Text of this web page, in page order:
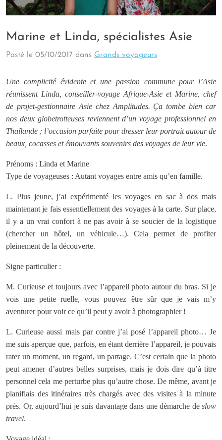
Marine et Linda, spécialistes Asie
Posté le 05/10/2017 dans Grands voyageurs
Une complicité évidente et une passion commune pour l’Asie
réunissent Linda, conseiller-voyage Afrique-Asie et Marine, chef
de projet-gestionnaire Asie chez Amplitudes. Ça tombe bien car
nos deux globetrotteuses reviennent d’un voyage professionnel en
Thaïlande ; l’occasion parfaite pour dresser leur portrait autour de
beaux, cocasses et émouvants souvenirs des voyages de leur vie.
Prénoms : Linda et Marine
Type de voyageuses : Autant voyages entre amis qu’en famille.
L. Plus jeune, j’ai expérimenté les voyages en sac à dos mais
maintenant je fais essentiellement des voyages à la carte. Sur place,
il y a un vrai confort à ne pas avoir à se soucier de la logistique
(chercher un hôtel, un véhicule…). Cela permet de profiter
pleinement de la découverte.
Signe particulier :
M. Curieuse et toujours avec l’appareil photo autour du bras. Si je
vois une petite ruelle, vous pouvez être sûr que je vais m’y
aventurer pour voir ce qu’il peut y avoir à photographier !
L. Curieuse aussi mais par contre j’ai posé l’appareil photo… Je
me suis aperçue que, parfois, en étant derrière l’appareil, je pouvais
rater un moment, un regard, un partage. C’est certain que la photo
peut amener d’autres belles surprises, mais je dois dire qu’à titre
personnel cela me perturbe plus qu’autre chose. De même, avant je
planifiais des itinéraires très chargés avec des visites à la minute
près. Or, aujourd’hui je suis davantage dans une démarche de slow
travel.